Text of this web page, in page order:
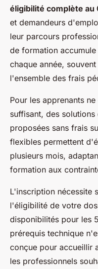
éligibilité complète au
et demandeurs
leur parcours
de formation
chaque année,
l'ensemble des frais
Pour les apprenants
suffisant, des solutions
proposées sans frais
flexibles permettent
plusieurs mois,
formation aux
L'inscription nécessite
l'éligibilité de votre
disponibilités pour les
prérequis technique
conçue pour accueillir
les professionnels